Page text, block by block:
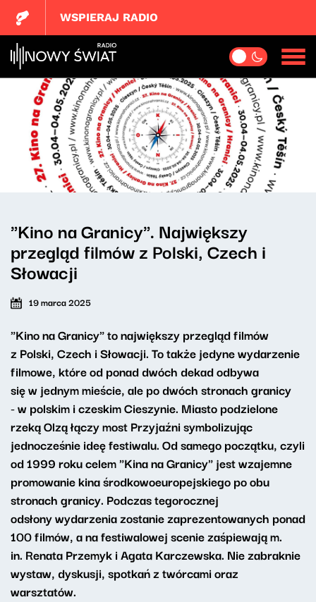
WSPIERAJ RADIO
"Kino na Granicy". Największy
przegląd filmów z Polski, Czech i
Słowacji
19 marca 2025
"Kino na Granicy" to największy przegląd filmów
z Polski, Czech i Słowacji. To także jedyne wydarzenie
filmowe, które od ponad dwóch dekad odbywa
się w jednym mieście, ale po dwóch stronach granicy
- w polskim i czeskim Cieszynie. Miasto podzielone
rzeką Olzą łączy most Przyjaźni symbolizując
jednocześnie ideę festiwalu. Od samego początku, czyli
od 1999 roku celem "Kina na Granicy" jest wzajemne
promowanie kina środkowoeuropejskiego po obu
stronach granicy. Podczas tegorocznej
odsłony wydarzenia zostanie zaprezentowanych ponad
100 filmów, a na festiwalowej scenie zaśpiewają m.
in. Renata Przemyk i Agata Karczewska. Nie zabraknie
wystaw, dyskusji, spotkań z twórcami oraz
warsztatów.